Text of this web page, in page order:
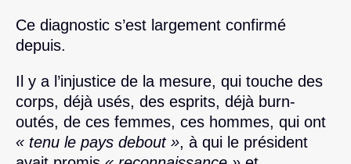
Ce diagnostic s’est largement confirmé
depuis.
Il y a l’injustice de la mesure, qui touche des
corps, déjà usés, des esprits, déjà burn-
outés, de ces femmes, ces hommes, qui ont
« tenu le pays debout », à qui le président